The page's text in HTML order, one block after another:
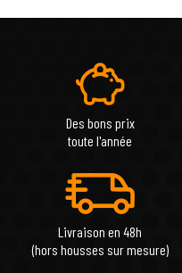
Des bons prix
toute l'année
Livraison en 48h
(hors housses sur mesure)